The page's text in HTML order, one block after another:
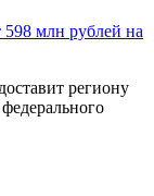
млн рублей на
региону